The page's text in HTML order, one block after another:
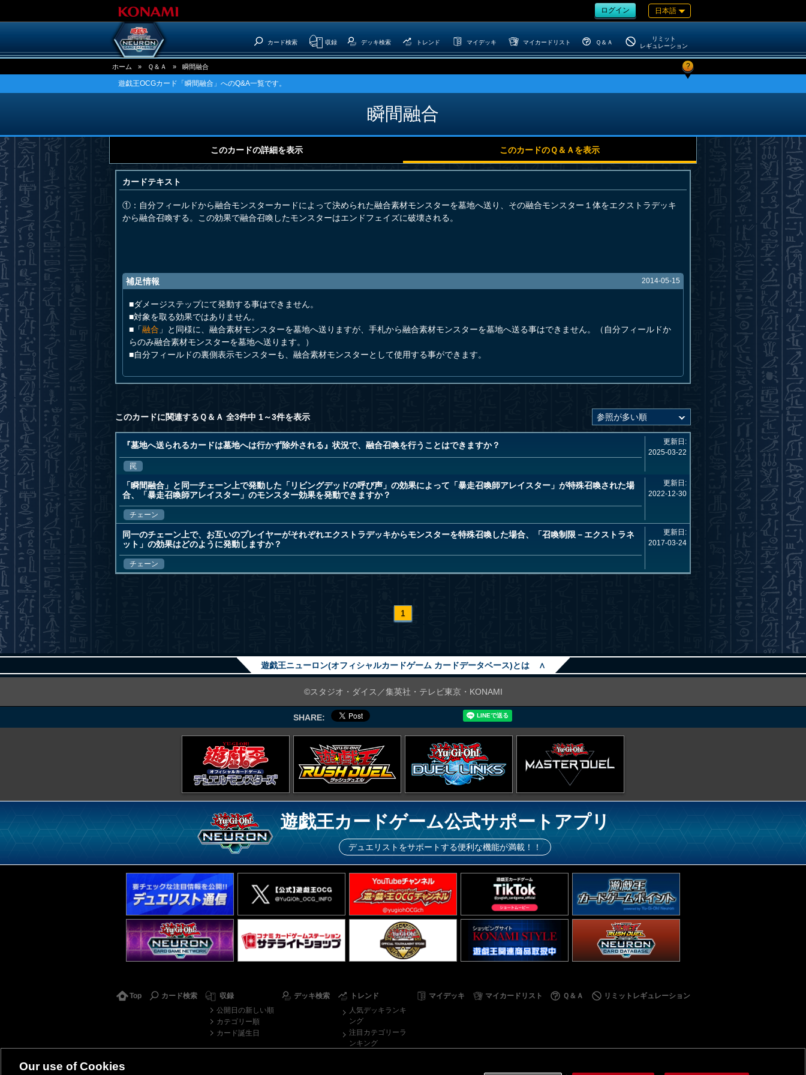
ログイン 日本語
カード検索 収録 デッキ検索 トレンド マイデッキ マイカードリスト Ｑ＆Ａ
リミット
レギュレーション
ホーム » Ｑ＆Ａ » 瞬間融合 ?
遊戯王OCGカード「瞬間融合」へのQ&A一覧です。
瞬間融合
このカードの詳細を表示 このカードのＱ＆Ａを表示
カードテキスト
①：自分フィールドから融合モンスターカードによって決められた融合素材モンスターを墓地へ送り、その融合モンスター１体をエクストラデッキ
から融合召喚する。この効果で融合召喚したモンスターはエンドフェイズに破壊される。
補足情報 2014-05-15
■ダメージステップにて発動する事はできません。
■対象を取る効果ではありません。
■「融合 」と同様に、融合素材モンスターを墓地へ送りますが、手札から融合素材モンスターを墓地へ送る事はできません。（自分フィールドか
らのみ融合素材モンスターを墓地へ送ります。）
■自分フィールドの裏側表示モンスターも、融合素材モンスターとして使用する事ができます。
このカードに関連するＱ＆Ａ 全3件中 1～3件を表示
『墓地へ送られるカードは墓地へは行かず除外される』状況で、融合召喚を行うことはできますか？
罠
更新日:
2025-03-22
「瞬間融合」と同一チェーン上で発動した「リビングデッドの呼び声」の効果によって「暴走召喚師アレイスター」が特殊召喚された場
合、「暴走召喚師アレイスター」のモンスター効果を発動できますか？
チェーン
更新日:
2022-12-30
同一のチェーン上で、お互いのプレイヤーがそれぞれエクストラデッキからモンスターを特殊召喚した場合、「召喚制限－エクストラネ
ット」の効果はどのように発動しますか？
チェーン
更新日:
2017-03-24
1
遊戯王ニューロン(オフィシャルカードゲーム カードデータベース)とは ∧
©スタジオ・ダイス／集英社・テレビ東京・KONAMI
SHARE:
遊戯王カードゲーム公式サポートアプリ
デュエリストをサポートする便利な機能が満載！！
Top カード検索
収録
公開日の新しい順
カテゴリー順
カード誕生日
デッキ検索
トレンド
人気デッキランキ
ング
注目カテゴリーラ
ンキング
マイデッキ マイカードリスト Ｑ＆Ａ リミットレギュレーション
Our use of Cookies